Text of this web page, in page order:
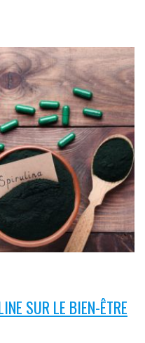
SUR LE BIEN-ÊTRE